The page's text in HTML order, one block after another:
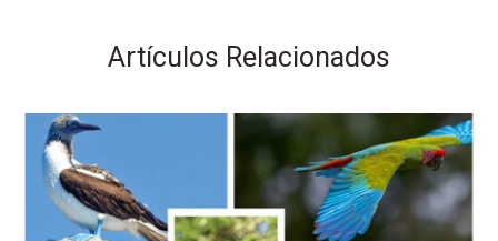
Artículos Relacionados